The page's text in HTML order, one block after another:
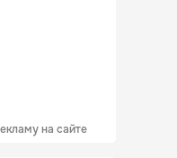
на сайте